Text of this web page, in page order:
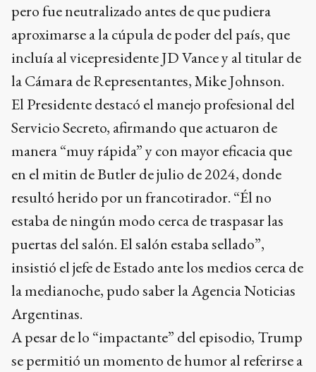
pero fue neutralizado antes de que pudiera
aproximarse a la cúpula de poder del país, que
incluía al vicepresidente JD Vance y al titular de
la Cámara de Representantes, Mike Johnson.
El Presidente destacó el manejo profesional del
Servicio Secreto, afirmando que actuaron de
manera “muy rápida” y con mayor eficacia que
en el mitin de Butler de julio de 2024, donde
resultó herido por un francotirador. “Él no
estaba de ningún modo cerca de traspasar las
puertas del salón. El salón estaba sellado”,
insistió el jefe de Estado ante los medios cerca de
la medianoche, pudo saber la Agencia Noticias
Argentinas.
A pesar de lo “impactante” del episodio, Trump
se permitió un momento de humor al referirse a